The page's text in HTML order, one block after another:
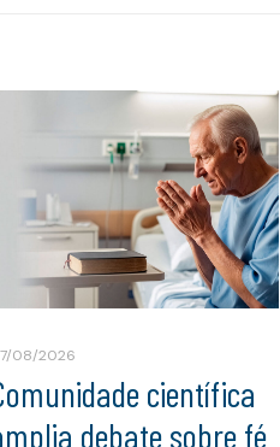
08/2026
científica
debate sobre fé